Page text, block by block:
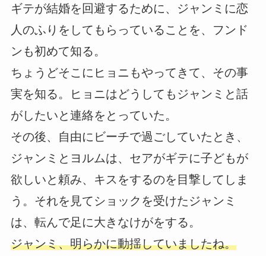
ギテが結婚を回避するために、ジャンミに恋
人のふりをしてもらっていることを、フンド
ンも初めて知る。
ちょうどそこにヒョニもやってきて、その事
実を知る。ヒョニはどうしてもジャンミと話
がしたいと連絡をとっていた。
その後、自由にビーチで過ごしていたとき、
ジャンミとヨルムは、セアがギテに子どもが
欲しいと頼み、キスをするのを目撃してしま
う。それを見てショックを受けたジャンミ
は、転んで足に大きなけがをする。
ジャンミ、明らかに動揺していましたね。